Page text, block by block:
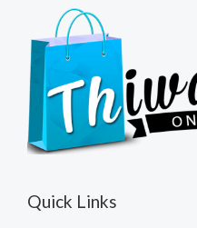
Quick Links